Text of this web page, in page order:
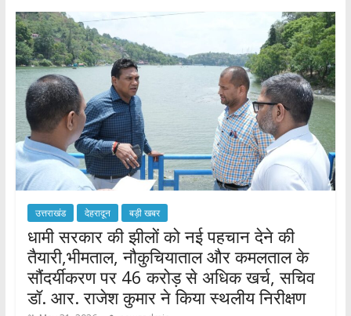
o
o
k
A
p
p
उत्तराखंड देहरादून बड़ी खबर
धामी सरकार की झीलों को नई पहचान देने की
तैयारी,भीमताल, नौकुचियाताल और कमलताल के
सौंदर्यीकरण पर 46 करोड़ से अधिक खर्च, सचिव
डॉ. आर. राजेश कुमार ने किया स्थलीय निरीक्षण